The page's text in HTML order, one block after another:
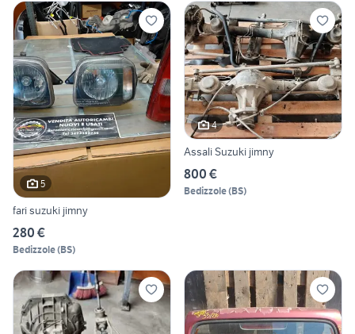
5
fari suzuki jimny
280 €
Bedizzole(BS)
4
Assali Suzuki jimny
800 €
Bedizzole(BS)